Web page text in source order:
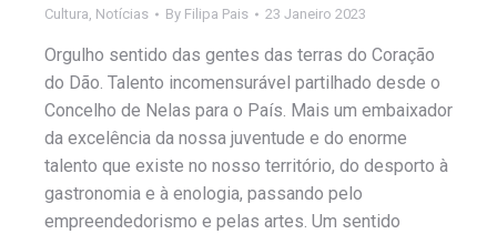
Cultura, Notícias By Filipa Pais 23 Janeiro 2023
Orgulho sentido das gentes das terras do Coração
do Dão. Talento incomensurável partilhado desde o
Concelho de Nelas para o País. Mais um embaixador
da excelência da nossa juventude e do enorme
talento que existe no nosso território, do desporto à
gastronomia e à enologia, passando pelo
empreendedorismo e pelas artes. Um sentido